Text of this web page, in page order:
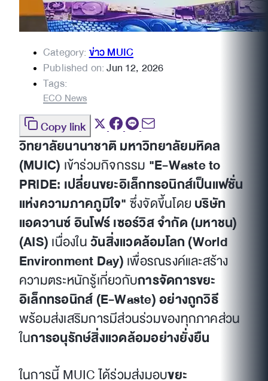
Category:ข่าว MUIC
Published on:Jun 12, 2026
Tags:
ECO News
Copy link
วิทยาลัยนานาชาติ มหาวิทยาลัยมหิดล
(MUIC) เข้าร่วมกิจกรรม "E-Waste to
PRIDE: เปลี่ยนขยะอิเล็กทรอนิกส์เป็นแฟชั่น
แห่งความภาคภูมิใจ"ซึ่งจัดขึ้นโดยบริษัท
แอดวานซ์ อินโฟร์ เซอร์วิส จำกัด (มหาชน)
(AIS)เนื่องในวันสิ่งแวดล้อมโลก (World
Environment Day)เพื่อรณรงค์และสร้าง
ความตระหนักรู้เกี่ยวกับการจัดการขยะ
อิเล็กทรอนิกส์ (E-Waste) อย่างถูกวิธี
พร้อมส่งเสริมการมีส่วนร่วมของทุกภาคส่วน
ในการอนุรักษ์สิ่งแวดล้อมอย่างยั่งยืน
ในการนี้ MUIC ได้ร่วมส่งมอบขยะ